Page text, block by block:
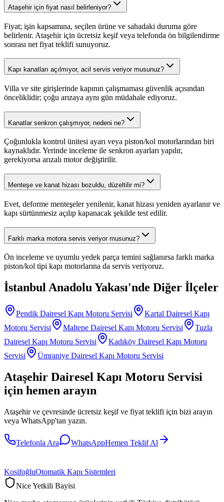
Ataşehir için fiyat nasıl belirleniyor?
Fiyat; işin kapsamına, seçilen ürüne ve sahadaki duruma göre
belirlenir. Ataşehir için ücretsiz keşif veya telefonda ön bilgilendirme
sonrası net fiyat teklifi sunuyoruz.
Kapı kanatları açılmıyor, acil servis veriyor musunuz?
Villa ve site girişlerinde kapının çalışmaması güvenlik açısından
önceliklidir; çoğu arızaya aynı gün müdahale ediyoruz.
Kanatlar senkron çalışmıyor, nedeni ne?
Çoğunlukla kontrol ünitesi ayarı veya piston/kol motorlarından biri
kaynaklıdır. Yerinde inceleme ile senkron ayarları yapılır,
gerekiyorsa arızalı motor değiştirilir.
Menteşe ve kanat hizası bozuldu, düzeltilir mi?
Evet, deforme menteşeler yenilenir, kanat hizası yeniden ayarlanır ve
kapı sürtünmesiz açılıp kapanacak şekilde test edilir.
Farklı marka motora servis veriyor musunuz?
Ön inceleme ve uyumlu yedek parça temini sağlanırsa farklı marka
piston/kol tipi kapı motorlarına da servis veriyoruz.
İstanbul Anadolu Yakası'nde Diğer İlçeler
Pendik Dairesel Kapı Motoru Servisi Kartal Dairesel Kapı
Motoru Servisi
Maltepe Dairesel Kapı Motoru Servisi
Tuzla
Dairesel Kapı Motoru Servisi
Kadıköy Dairesel Kapı Motoru
Servisi
Ümraniye Dairesel Kapı Motoru Servisi
Ataşehir Dairesel Kapı Motoru Servisi
için hemen arayın
Ataşehirve çevresinde ücretsiz keşif ve fiyat teklifi için bizi arayın
veya WhatsApp'tan yazın.
Telefonla Ara WhatsAppHemen Teklif Al
KosifoğluOtomatik Kapı Sistemleri
Nice Yetkili Bayisi